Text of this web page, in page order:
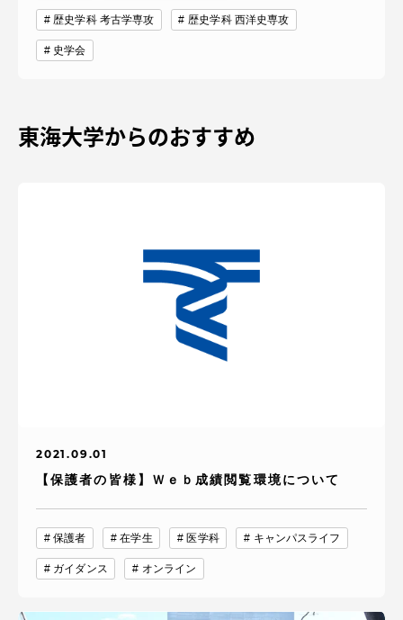
歴史学科 考古学専攻 歴史学科 西洋史専攻
史学会
東海大学からのおすすめ
2021.09.01
【保護者の皆様】Ｗｅｂ成績閲覧環境について
保護者 在学生 医学科 キャンパスライフ
ガイダンス オンライン